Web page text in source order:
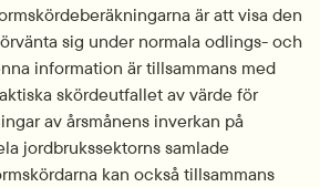
är att visa den
sig under normala odlings- och
information är tillsammans med
skördeutfallet av värde för
av årsmånens inverkan på
jordbrukssektorns samlade
kan också tillsammans